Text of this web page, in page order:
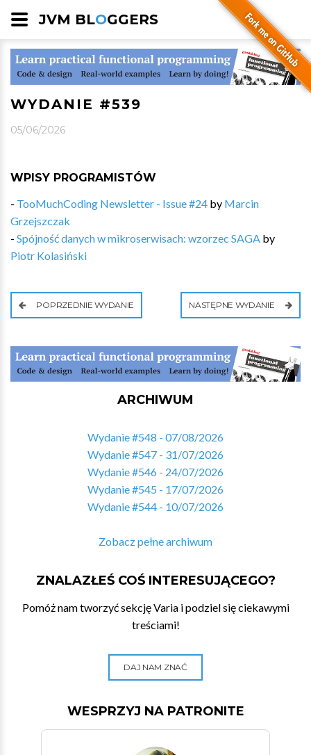
JVM BLOGGERS
WYDANIE #539
05/06/2026
WPISY PROGRAMISTÓW
- TooMuchCoding Newsletter - Issue #24 by Marcin
Grzejszczak
- Spójność danych w mikroserwisach: wzorzec SAGA by
Piotr Kolasiński
POPRZEDNIE WYDANIE NASTĘPNE WYDANIE
ARCHIWUM
Wydanie #548 - 07/08/2026
Wydanie #547 - 31/07/2026
Wydanie #546 - 24/07/2026
Wydanie #545 - 17/07/2026
Wydanie #544 - 10/07/2026
Zobacz pełne archiwum
ZNALAZŁEŚ COŚ INTERESUJĄCEGO?
Pomóż nam tworzyć sekcję Varia i podziel się ciekawymi
treściami!
DAJ NAM ZNAĆ
WESPRZYJ NA PATRONITE